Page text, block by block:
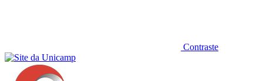
Contraste